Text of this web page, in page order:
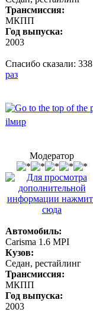
Трансмиссия:
МКПП
Год выпуска:
2003
Спасибо сказали: 338
раз
ilмир
Модератор
Автомобиль:
Carisma 1.6 MPI
Кузов:
Седан, рестайлинг
Трансмиссия:
МКПП
Год выпуска:
2003